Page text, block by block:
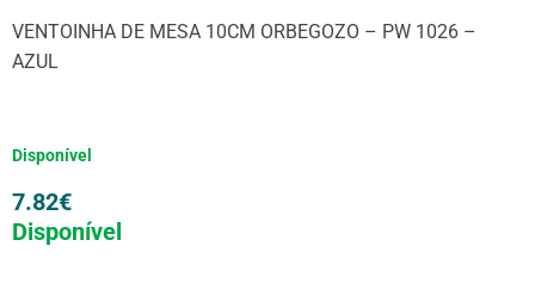
VENTOINHA DE MESA 10CM ORBEGOZO – PW 1026 –
AZUL
Disponível
7.82€
Disponível